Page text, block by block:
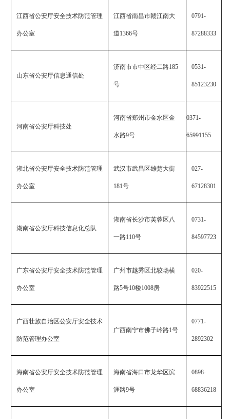
江西省公安厅安全技术防范管理
办公室
江西省南昌市赣江南大
道1366号
0791-
87288333
山东省公安厅信息通信处
济南市市中区经二路185
号
0531-
85123230
河南省公安厅科技处
河南省郑州市金水区金
水路9号
0371-
65991155
湖北省公安厅安全技术防范管理
办公室
武汉市武昌区雄楚大街
181号
027-
67128301
湖南省公安厅科技信息化总队
湖南省长沙市芙蓉区八
一路110号
0731-
84597723
广东省公安厅安全技术防范管理
办公室
广州市越秀区北较场横
路5号10楼1008房
020-
83922515
广西壮族自治区公安厅安全技术
防范管理办公室
广西南宁市佛子岭路1号
0771-
2892302
海南省公安厅安全技术防范管理
办公室
海南省海口市龙华区滨
涯路9号
0898-
68836218